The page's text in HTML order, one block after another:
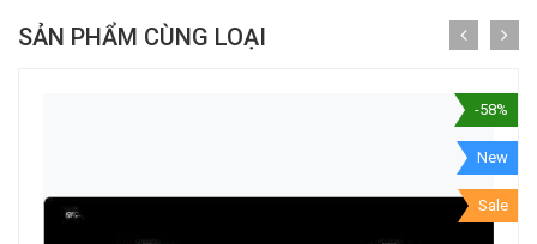
SẢN PHẨM CÙNG LOẠI
-58%
New
Sale